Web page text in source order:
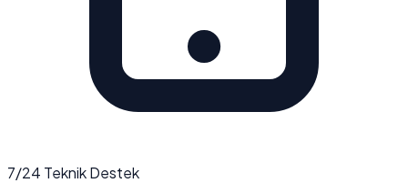
7/24 Teknik Destek